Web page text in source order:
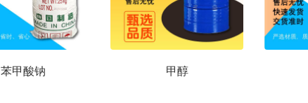
苯甲酸钠 甲醇